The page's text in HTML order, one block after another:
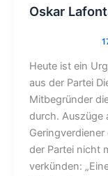
Oskar
Heute ist ein
aus der Partei
Mitbegründer
durch. Auszüge
der Partei nicht
verkünden: